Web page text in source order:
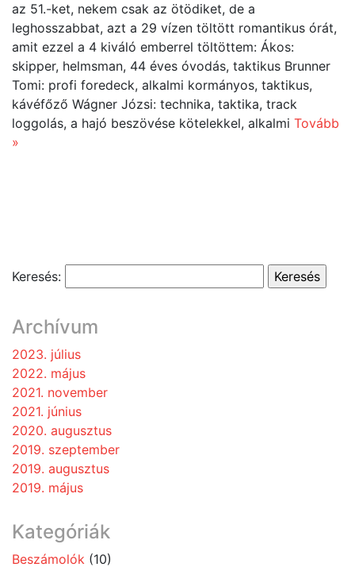
az 51.-ket, nekem csak az ötödiket, de a
leghosszabbat, azt a 29 vízen töltött romantikus órát,
amit ezzel a 4 kiváló emberrel töltöttem: Ákos:
skipper, helmsman, 44 éves óvodás, taktikus Brunner
Tomi: profi foredeck, alkalmi kormányos, taktikus,
kávéfőző Wágner Józsi: technika, taktika, track
loggolás, a hajó beszövése kötelekkel, alkalmi Tovább
»
Keresés:
Archívum
2023. július
2022. május
2021. november
2021. június
2020. augusztus
2019. szeptember
2019. augusztus
2019. május
Kategóriák
Beszámolók (10)